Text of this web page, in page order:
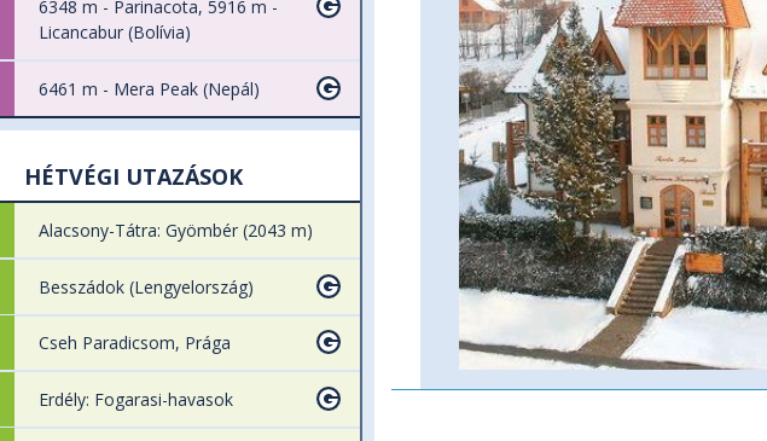
6348 m - Parinacota, 5916 m -
Licancabur (Bolívia)
6461 m - Mera Peak (Nepál)
HÉTVÉGI UTAZÁSOK
Alacsony-Tátra: Gyömbér (2043 m)
Besszádok (Lengyelország)
Cseh Paradicsom, Prága
Erdély: Fogarasi-havasok